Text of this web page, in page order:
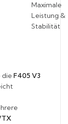
Maximale
Leistung &
Stabilität
die F405 V3